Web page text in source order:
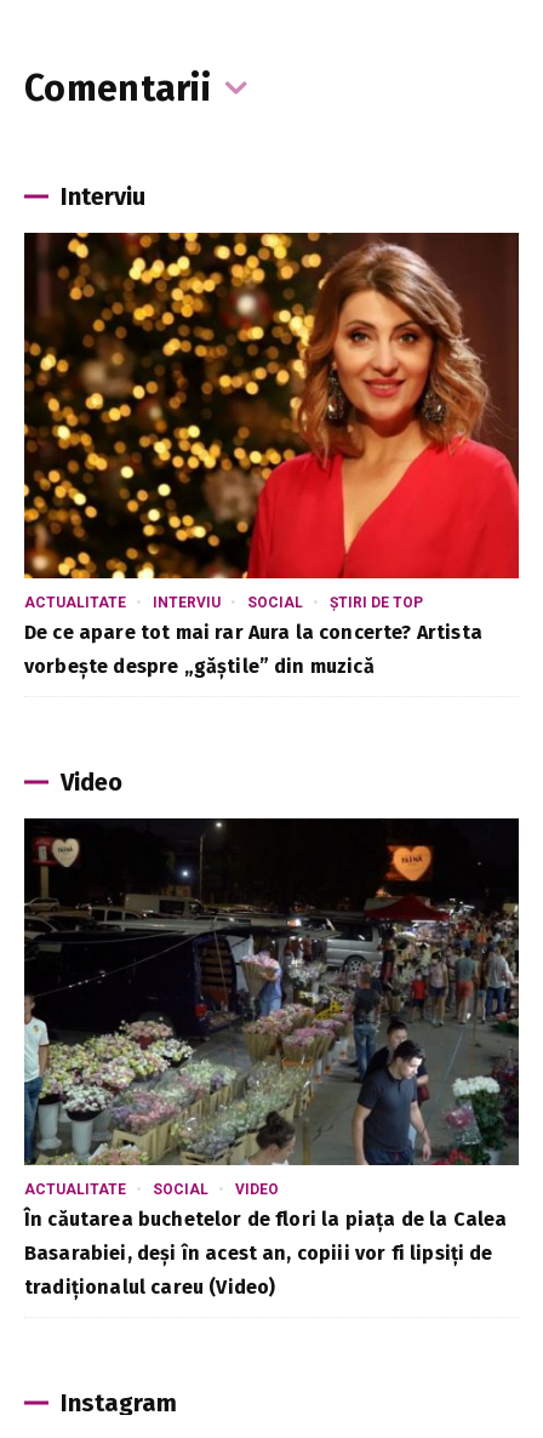
Comentarii
Interviu
ACTUALITATE INTERVIU SOCIAL ȘTIRI DE TOP
De ce apare tot mai rar Aura la concerte? Artista
vorbește despre „găștile” din muzică
Video
ACTUALITATE SOCIAL VIDEO
În căutarea buchetelor de flori la piața de la Calea
Basarabiei, deși în acest an, copiii vor fi lipsiți de
tradiționalul careu (Video)
Instagram